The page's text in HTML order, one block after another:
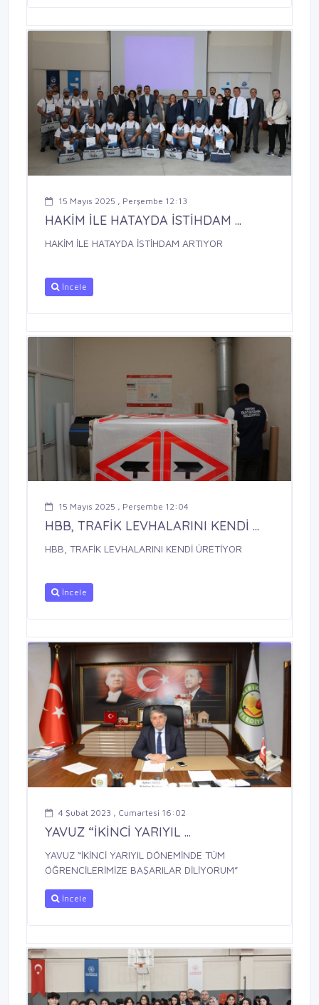
15 Mayıs 2025 , Perşembe 12:13
HAKİM İLE HATAYDA İSTİHDAM ...
HAKİM İLE HATAYDA İSTİHDAM ARTIYOR
İncele
15 Mayıs 2025 , Perşembe 12:04
HBB, TRAFİK LEVHALARINI KENDİ ...
HBB, TRAFİK LEVHALARINI KENDİ ÜRETİYOR
İncele
4 Şubat 2023 , Cumartesi 16:02
YAVUZ “İKİNCİ YARIYIL ...
YAVUZ “İKİNCİ YARIYIL DÖNEMİNDE TÜM
ÖĞRENCİLERİMİZE BAŞARILAR DİLİYORUM”
İncele